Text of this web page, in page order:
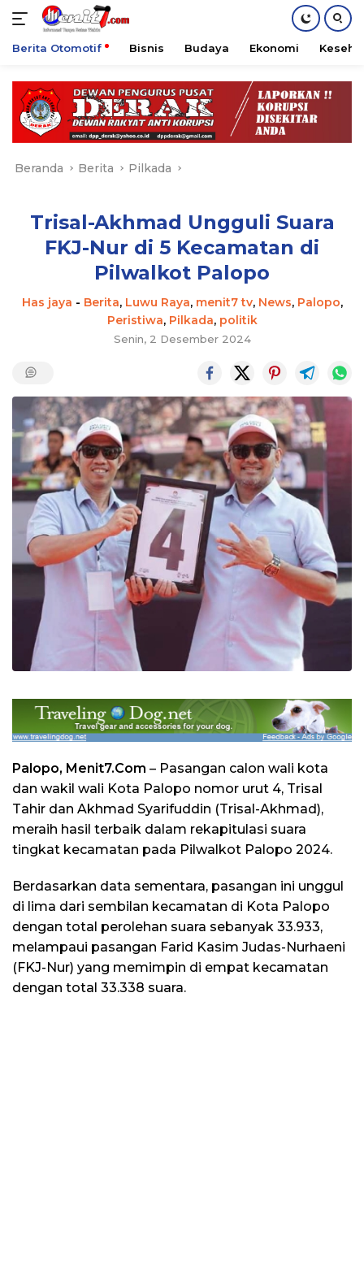
konten
Berita Otomotif Bisnis Budaya Ekonomi
Beranda Berita Pilkada
Trisal-Akhmad Ungguli Suara
FKJ-Nur di 5 Kecamatan di
Pilwalkot Palopo
Has jaya - Berita, Luwu Raya, menit7 tv, News, Palopo,
Peristiwa, Pilkada, politik
Senin, 2 Desember 2024
Palopo, Menit7.Com – Pasangan calon wali kota
dan wakil wali Kota Palopo nomor urut 4, Trisal
Tahir dan Akhmad Syarifuddin (Trisal-Akhmad),
meraih hasil terbaik dalam rekapitulasi suara
tingkat kecamatan pada Pilwalkot Palopo 2024.
Berdasarkan data sementara, pasangan ini unggul
di lima dari sembilan kecamatan di Kota Palopo
dengan total perolehan suara sebanyak 33.933,
melampaui pasangan Farid Kasim Judas-Nurhaeni
(FKJ-Nur) yang memimpin di empat kecamatan
dengan total 33.338 suara.